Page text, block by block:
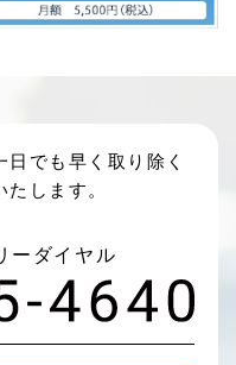
でも早く取り除く
します。
ーダイヤル